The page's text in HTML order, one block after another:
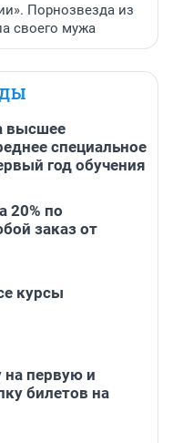
Порнозвезда из
своего мужа
высшее
специальное
год обучения
20% по
заказ от
курсы
на первую и
билетов на